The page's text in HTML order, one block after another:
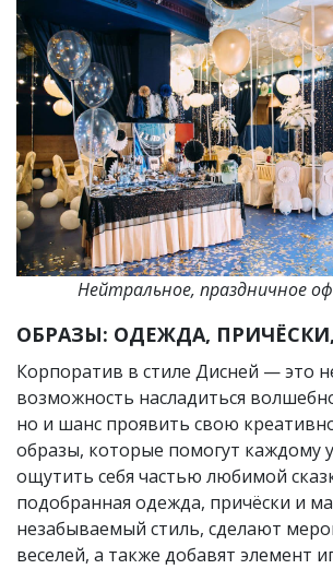
Нейтральное, праздничное
ОБРАЗЫ: ОДЕЖДА,
Корпоратив в стиле Дисней — это
возможность насладиться
но и шанс проявить свою
образы, которые помогут каждому
ощутить себя частью любимой
подобранная одежда, причёски и
незабываемый стиль, сделают
веселей, а также добавят элемент